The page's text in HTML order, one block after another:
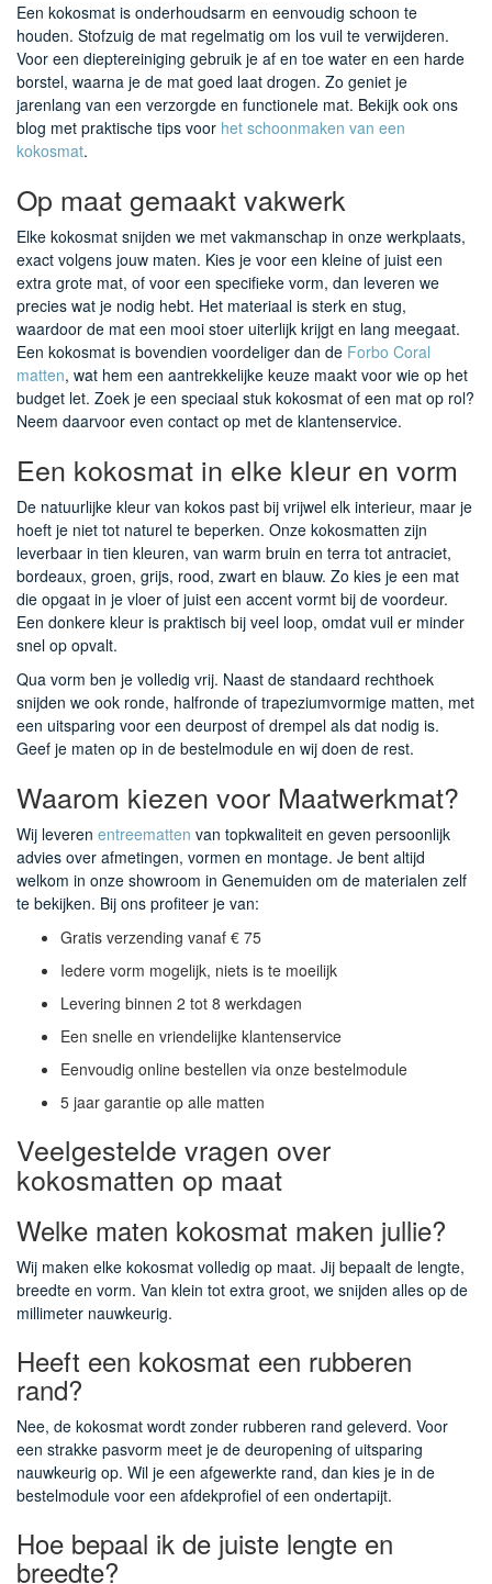
Een kokosmat is onderhoudsarm en eenvoudig schoon te
houden. Stofzuig de mat regelmatig om los vuil te verwijderen.
Voor een dieptereiniging gebruik je af en toe water en een harde
borstel, waarna je de mat goed laat drogen. Zo geniet je
jarenlang van een verzorgde en functionele mat. Bekijk ook ons
blog met praktische tips voor het schoonmaken van een
kokosmat.
Op maat gemaakt vakwerk
Elke kokosmat snijden we met vakmanschap in onze werkplaats,
exact volgens jouw maten. Kies je voor een kleine of juist een
extra grote mat, of voor een specifieke vorm, dan leveren we
precies wat je nodig hebt. Het materiaal is sterk en stug,
waardoor de mat een mooi stoer uiterlijk krijgt en lang meegaat.
Een kokosmat is bovendien voordeliger dan de Forbo Coral
matten, wat hem een aantrekkelijke keuze maakt voor wie op het
budget let. Zoek je een speciaal stuk kokosmat of een mat op rol?
Neem daarvoor even contact op met de klantenservice.
Een kokosmat in elke kleur en vorm
De natuurlijke kleur van kokos past bij vrijwel elk interieur, maar je
hoeft je niet tot naturel te beperken. Onze kokosmatten zijn
leverbaar in tien kleuren, van warm bruin en terra tot antraciet,
bordeaux, groen, grijs, rood, zwart en blauw. Zo kies je een mat
die opgaat in je vloer of juist een accent vormt bij de voordeur.
Een donkere kleur is praktisch bij veel loop, omdat vuil er minder
snel op opvalt.
Qua vorm ben je volledig vrij. Naast de standaard rechthoek
snijden we ook ronde, halfronde of trapeziumvormige matten, met
een uitsparing voor een deurpost of drempel als dat nodig is.
Geef je maten op in de bestelmodule en wij doen de rest.
Waarom kiezen voor Maatwerkmat?
Wij leveren entreematten van topkwaliteit en geven persoonlijk
advies over afmetingen, vormen en montage. Je bent altijd
welkom in onze showroom in Genemuiden om de materialen zelf
te bekijken. Bij ons profiteer je van:
Gratis verzending vanaf € 75
Iedere vorm mogelijk, niets is te moeilijk
Levering binnen 2 tot 8 werkdagen
Een snelle en vriendelijke klantenservice
Eenvoudig online bestellen via onze bestelmodule
5 jaar garantie op alle matten
Veelgestelde vragen over
kokosmatten op maat
Welke maten kokosmat maken jullie?
Wij maken elke kokosmat volledig op maat. Jij bepaalt de lengte,
breedte en vorm. Van klein tot extra groot, we snijden alles op de
millimeter nauwkeurig.
Heeft een kokosmat een rubberen
rand?
Nee, de kokosmat wordt zonder rubberen rand geleverd. Voor
een strakke pasvorm meet je de deuropening of uitsparing
nauwkeurig op. Wil je een afgewerkte rand, dan kies je in de
bestelmodule voor een afdekprofiel of een ondertapijt.
Hoe bepaal ik de juiste lengte en
breedte?